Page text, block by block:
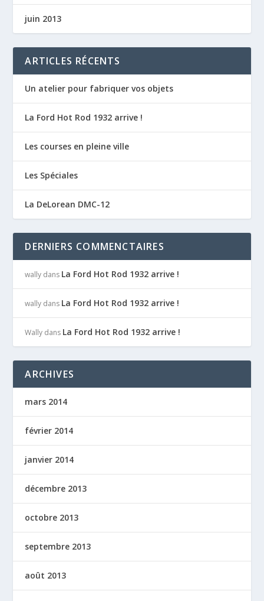
juin 2013
ARTICLES RÉCENTS
Un atelier pour fabriquer vos objets
La Ford Hot Rod 1932 arrive !
Les courses en pleine ville
Les Spéciales
La DeLorean DMC-12
DERNIERS COMMENCTAIRES
wally dans La Ford Hot Rod 1932 arrive !
wally dans La Ford Hot Rod 1932 arrive !
Wally dans La Ford Hot Rod 1932 arrive !
ARCHIVES
mars 2014
février 2014
janvier 2014
décembre 2013
octobre 2013
septembre 2013
août 2013